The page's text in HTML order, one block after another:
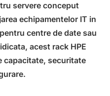
servere conceput
echipamentelor IT in
centre de date sau
acest rack HPE
capacitate, securitate